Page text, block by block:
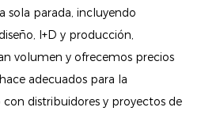
permitiéndole mezclar y
Aplicar capas de
para obtener resultados
sola parada, incluyendo
I+D y producción,
volumen y ofrecemos precios
adecuados para la
distribuidores y proyectos de